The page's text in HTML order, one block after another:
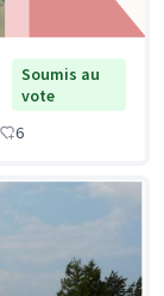
Soumis au
vote
6